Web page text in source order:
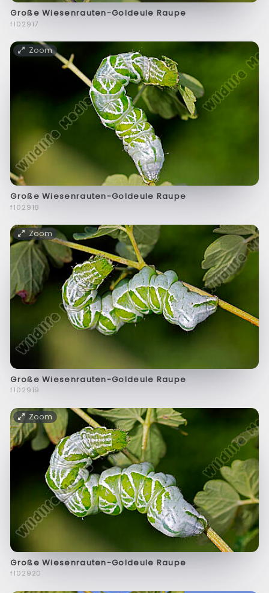
Große Wiesenrauten-Goldeule Raupe
f102917
Zoom
Große Wiesenrauten-Goldeule Raupe
f102918
Zoom
Große Wiesenrauten-Goldeule Raupe
f102919
Zoom
Große Wiesenrauten-Goldeule Raupe
f102920